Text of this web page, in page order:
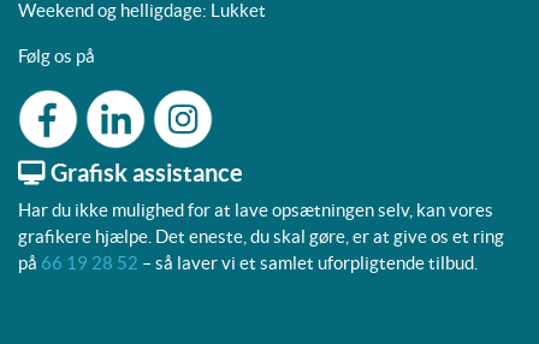
Weekend og helligdage: Lukket
Følg os på
Grafisk assistance
Har du ikke mulighed for at lave opsætningen selv, kan vores
grafikere hjælpe. Det eneste, du skal gøre, er at give os et ring
på 66 19 28 52 – så laver vi et samlet uforpligtende tilbud.